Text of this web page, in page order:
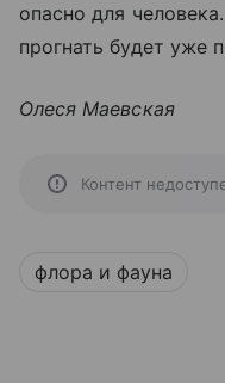
опасно для
прогнать будет уже
Олеся Маевская
Контент
флора и фауна